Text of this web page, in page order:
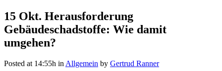
15 Okt. Herausforderung
Gebäudeschadstoffe: Wie damit
umgehen?
Posted at 14:55h in Allgemein by Gertrud Ranner